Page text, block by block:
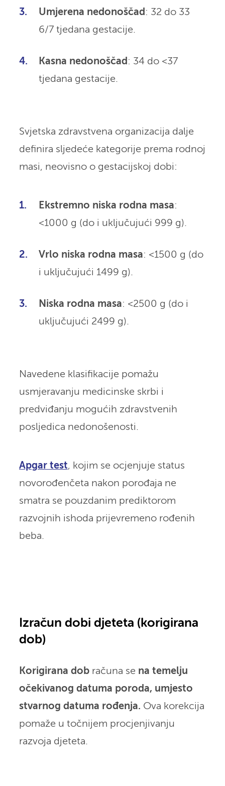
Umjerena nedonoščad : 32 do 33
6/7 tjedana gestacije.
Kasna nedonoščad : 34 do <37
tjedana gestacije.
Svjetska zdravstvena organizacija dalje
definira sljedeće kategorije prema rodnoj
masi, neovisno o gestacijskoj dobi:
Ekstremno niska rodna masa:
<1000 g (do i uključujući 999 g).
Vrlo niska rodna masa: <1500 g (do
i uključujući 1499 g).
Niska rodna masa: <2500 g (do i
uključujući 2499 g).
Navedene klasifikacije pomažu
usmjeravanju medicinske skrbi i
predviđanju mogućih zdravstvenih
posljedica nedonošenosti.
Apgar test, kojim se ocjenjuje status
novorođenčeta nakon porođaja ne
smatra se pouzdanim prediktorom
razvojnih ishoda prijevremeno rođenih
beba.
Izračun dobi djeteta (korigirana
dob)
Korigirana dobračuna se na temelju
očekivanog datuma poroda, umjesto
stvarnog datuma rođenja. Ova korekcija
pomaže u točnijem procjenjivanju
razvoja djeteta.